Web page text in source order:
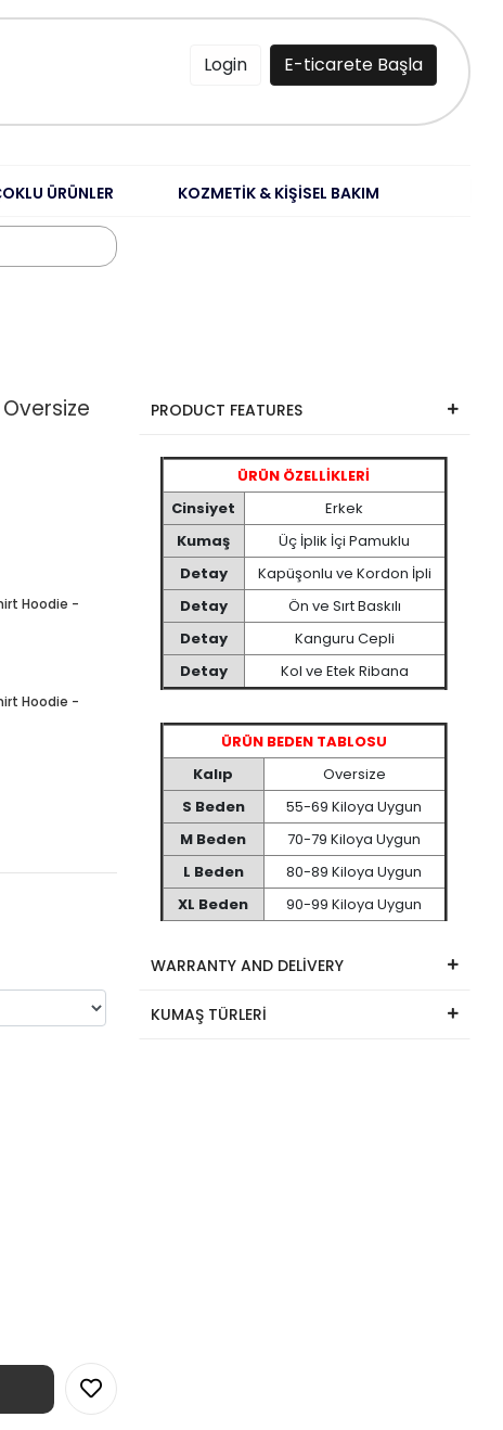
Login E-ticarete Başla
ÜRÜNLER KOZMETİK & KİŞİSEL BAKIM
Oversize
PRODUCT FEATURES
ÜRÜN ÖZELLİKLERİ
Cinsiyet
Erkek
Kumaş
Üç İplik İçi Pamuklu
Detay
Kapüşonlu ve Kordon İpli
Detay
Ön ve Sırt Baskılı
Detay
Kanguru Cepli
Detay
Kol ve Etek Ribana
ÜRÜN BEDEN TABLOSU
Kalıp
Oversize
S Beden
55-69 Kiloya Uygun
M Beden
70-79 Kiloya Uygun
L Beden
80-89 Kiloya Uygun
XL Beden
90-99 Kiloya Uygun
WARRANTY AND DELİVERY
KUMAŞ TÜRLERİ